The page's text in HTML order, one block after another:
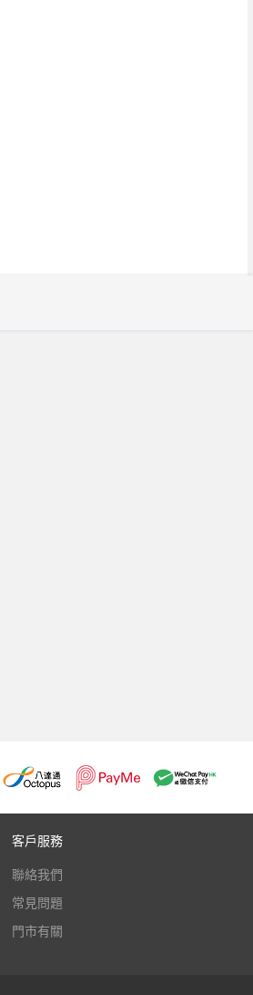
客戶服務
聯絡我們
常見問題
門市有關